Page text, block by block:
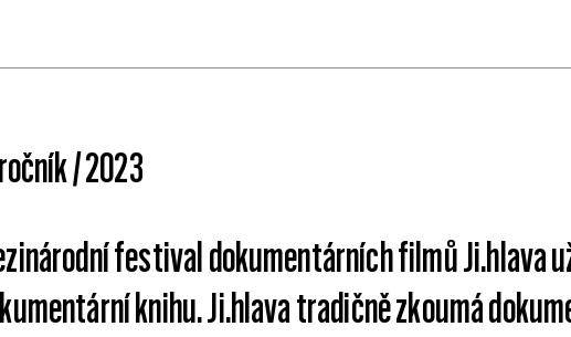
/ 2023
festival dokumentárních filmů Ji.hlava
knihu. Ji.hlava tradičně zkoumá